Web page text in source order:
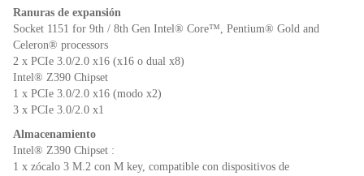
Ranuras de expansión
Socket 1151 for 9th / 8th Gen Intel® Core™, Pentium® Gold and
Celeron® processors
2 x PCIe 3.0/2.0 x16 (x16 o dual x8)
Intel® Z390 Chipset
1 x PCIe 3.0/2.0 x16 (modo x2)
3 x PCIe 3.0/2.0 x1
Almacenamiento
Intel® Z390 Chipset :
1 x zócalo 3 M.2 con M key, compatible con dispositivos de